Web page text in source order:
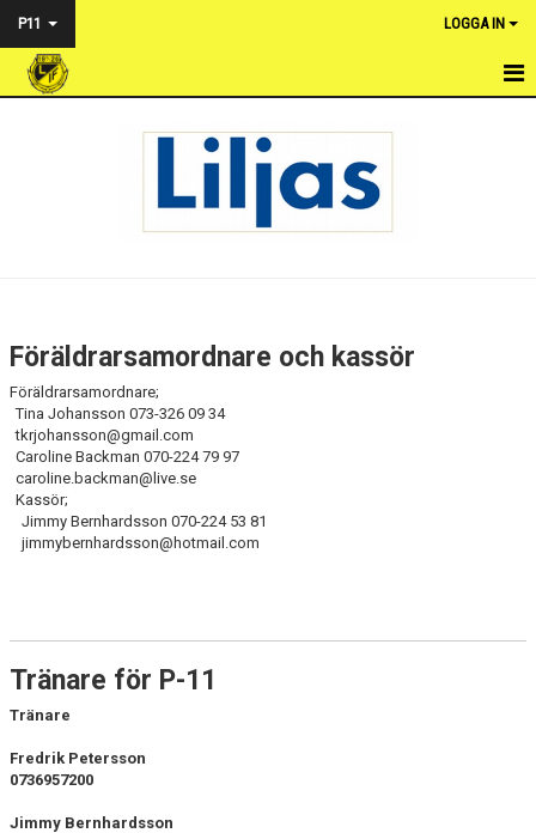
P11 LOGGA IN
KONTAKT
MATCHER
Föräldrarsamordnare och kassör
Föräldrarsamordnare;
Tina Johansson 073-326 09 34
tkrjohansson@gmail.com
Caroline Backman 070-224 79 97
caroline.backman@live.se
Kassör;
Jimmy Bernhardsson 070-224 53 81
jimmybernhardsson@hotmail.com
Tränare för P-11
Tränare
Fredrik Petersson
0736957200
Jimmy Bernhardsson